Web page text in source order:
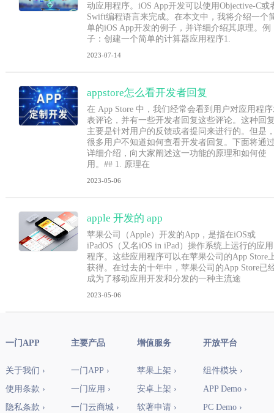
动应用程序。iOS App开发可以使用Objective-C或
Swift编程语言来完成。在本文中，我将介绍一个
单的iOS App开发的例子，并详细介绍其原理。例
子：创建一个简单的计算器应用程序1.
2023-07-14
appstore怎么看开发者回复
在 App Store 中，我们经常会看到用户对应用程
表评论，并有一些开发者回复这些评论。这种回
主要是针对用户的反馈或者提问来进行的。但是
很多用户不知道如何查看开发者回复。下面将通
详细介绍，向大家阐述这一功能的原理和如何使
用。## 1. 原理在
2023-05-06
apple 开发的 app
苹果公司（Apple）开发的App，是指在iOS或
iPadOS（又名iOS in iPad）操作系统上运行的应用
程序。这些应用程序可以在苹果公司的App Store
获得。在过去的十年中，苹果公司的App Store已
成为了移动应用开发和分发的一种主流途
2023-05-06
一门APP
关于我们 ›
使用条款 ›
隐私条款 ›
主要产品
一门APP ›
一门应用 ›
一门云商城 ›
增值服务
苹果上架 ›
安卓上架 ›
软著申请 ›
开放平台
组件模块 ›
APP Demo ›
PC Demo ›